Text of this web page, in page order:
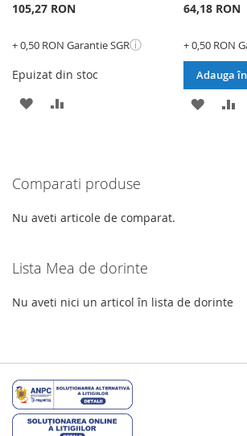
105,27 RON
+ 0,50 RON Garantie SGRⓘ
Epuizat din stoc
ADAUGATI
DE
DORINTE
64,18 RON
+ 0,50 RON
Adauga
Comparati produse
Nu aveti articole de comparat.
Lista Mea de dorinte
Nu aveti nici un articol în lista de dorinte